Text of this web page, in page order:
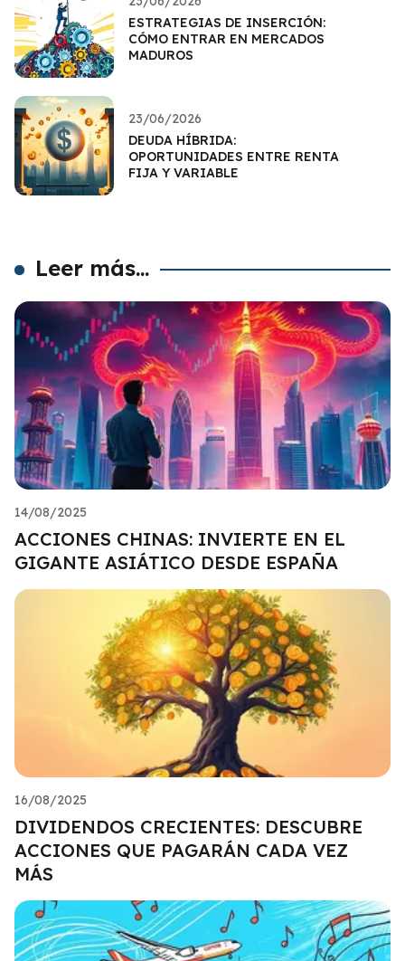
ESTRATEGIAS DE INSERCIÓN:
CÓMO ENTRAR EN MERCADOS
MADUROS
23/06/2026
DEUDA HÍBRIDA:
OPORTUNIDADES ENTRE RENTA
FIJA Y VARIABLE
Leer más...
14/08/2025
ACCIONES CHINAS: INVIERTE EN EL
GIGANTE ASIÁTICO DESDE ESPAÑA
16/08/2025
DIVIDENDOS CRECIENTES: DESCUBRE
ACCIONES QUE PAGARÁN CADA VEZ
MÁS